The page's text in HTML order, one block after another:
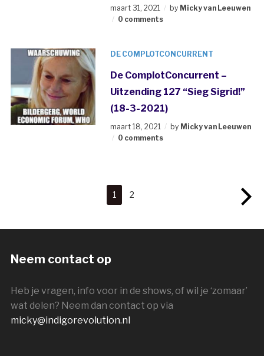
maart 31, 2021 by Micky van Leeuwen
0 comments
DE COMPLOTCONCURRENT
De ComplotConcurrent –
Uitzending 127 “Sieg Sigrid!”
(18-3-2021)
maart 18, 2021 by Micky van Leeuwen
0 comments
1 2
Neem contact op
Heb je vragen, info voor in de shows, of wil je ‘zomaar’
wat delen? Neem dan contact op via
micky@indigorevolution.nl